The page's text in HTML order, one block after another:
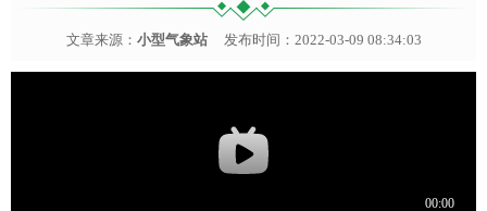
文章来源： 小型气象站发布时间：2022-03-09 08:34:03